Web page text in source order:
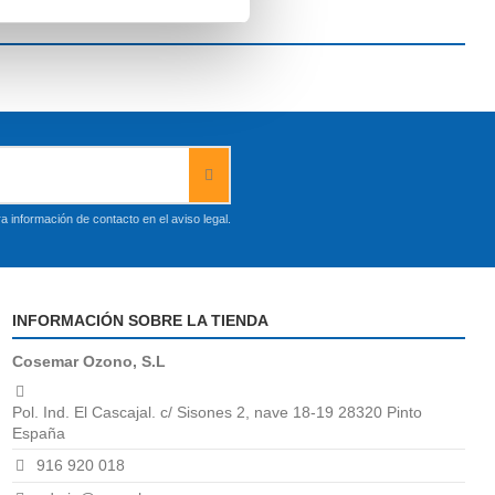
información de contacto en el aviso legal.
INFORMACIÓN SOBRE LA TIENDA
Cosemar Ozono, S.L
Pol. Ind. El Cascajal. c/ Sisones 2, nave 18-19 28320 Pinto
España
916 920 018